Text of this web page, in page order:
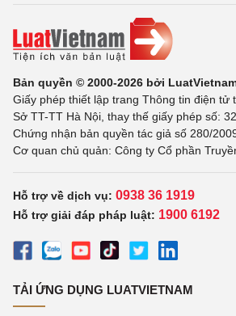
Bản quyền © 2000-2026 bởi
Giấy phép thiết lập trang Thông tin điện
Sở TT-TT Hà Nội, thay thế giấy phép số:
Chứng nhận bản quyền tác giả số 280/
Cơ quan chủ quản: Công ty Cổ phần
Hỗ trợ về dịch vụ: 0938 36 1919
Hỗ trợ giải đáp pháp luật: 1900 6192
TẢI ỨNG DỤNG LUATVIETNAM